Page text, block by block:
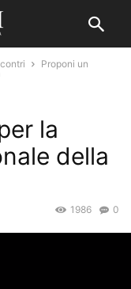
Proponi un
la
della
0
1986